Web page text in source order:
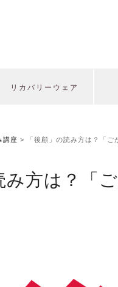
リカバリーウェア
講座 > 「後顧」の読み方は？「ご
み方は？「